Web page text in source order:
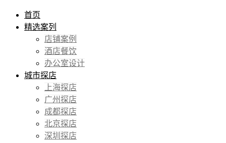
首页
精选案列
店铺案例
酒店餐饮
办公室设计
城市探店
上海探店
广州探店
成都探店
北京探店
深圳探店